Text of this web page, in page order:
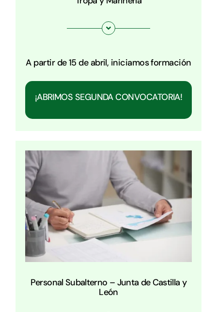
A partir de 15 de abril, iniciamos formación
¡ABRIMOS SEGUNDA CONVOCATORIA!
Personal Subalterno – Junta de Castilla y
León